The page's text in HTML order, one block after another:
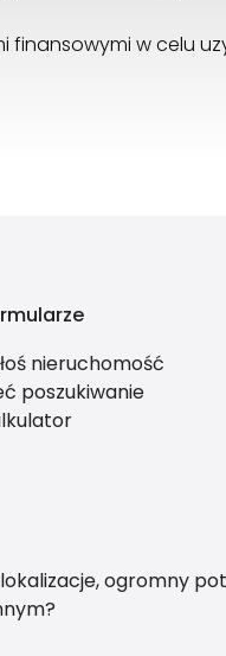
finansowymi w celu
nieruchomość
poszukiwanie
ogromny